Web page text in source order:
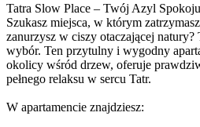
Tatra Slow Place – Twój Azyl
Szukasz miejsca, w którym
zanurzysz w ciszy otaczającej
wybór. Ten przytulny i wygodny
okolicy wśród drzew, oferuje
pełnego relaksu w sercu Tatr.
W apartamencie znajdziesz: